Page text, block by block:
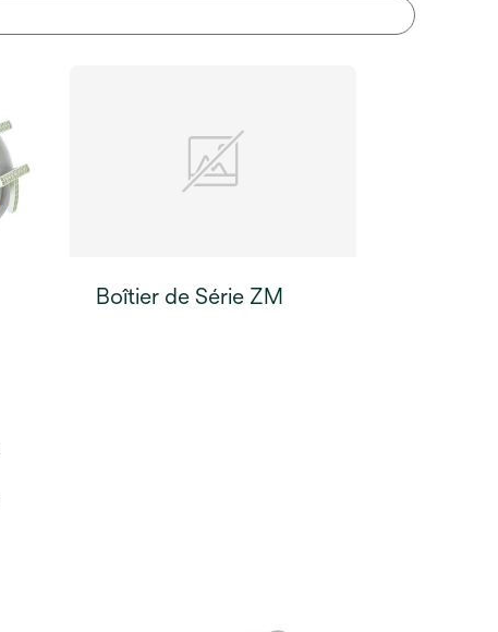
Boîtier de Série ZM